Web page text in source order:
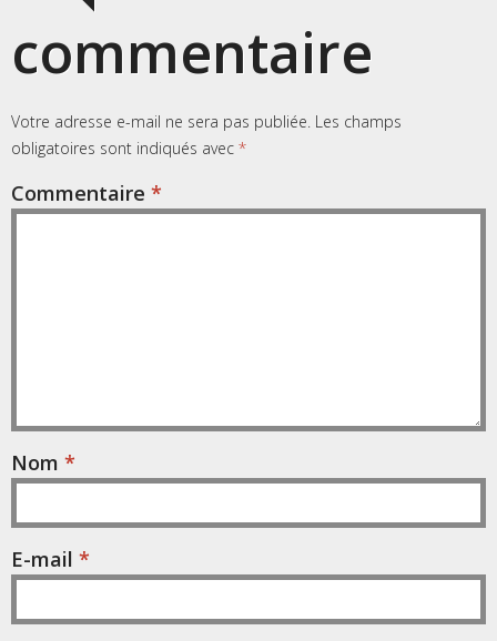
commentaire
Votre adresse e-mail ne sera pas publiée. Les champs
obligatoires sont indiqués avec *
Commentaire *
Nom *
E-mail *